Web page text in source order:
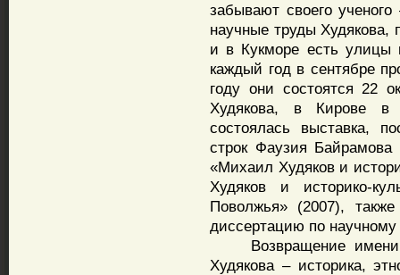
забывают своего
научные труды
и в Кукморе есть
каждый год в сентябре
году они состоятся 22
Худякова, в Кирове в
состоялась выставка,
строк Фаузия
«Михаил Худяков и
Худяков и историко-
Поволжья» (2007),
диссертацию по
Возвращение имени
Худякова – историка,